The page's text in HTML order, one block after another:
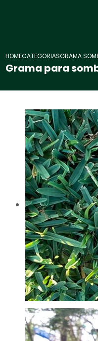
HOMECATEGORIASGRAMA
Grama para